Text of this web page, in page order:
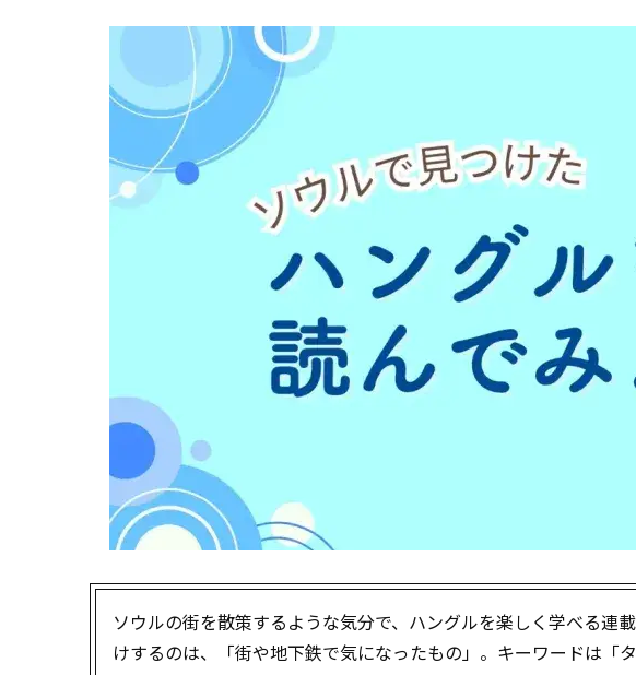
ソウルの街を散策するような気分で、ハングルを楽しく学べる連
けするのは、「街や地下鉄で気になったもの」。キーワードは「